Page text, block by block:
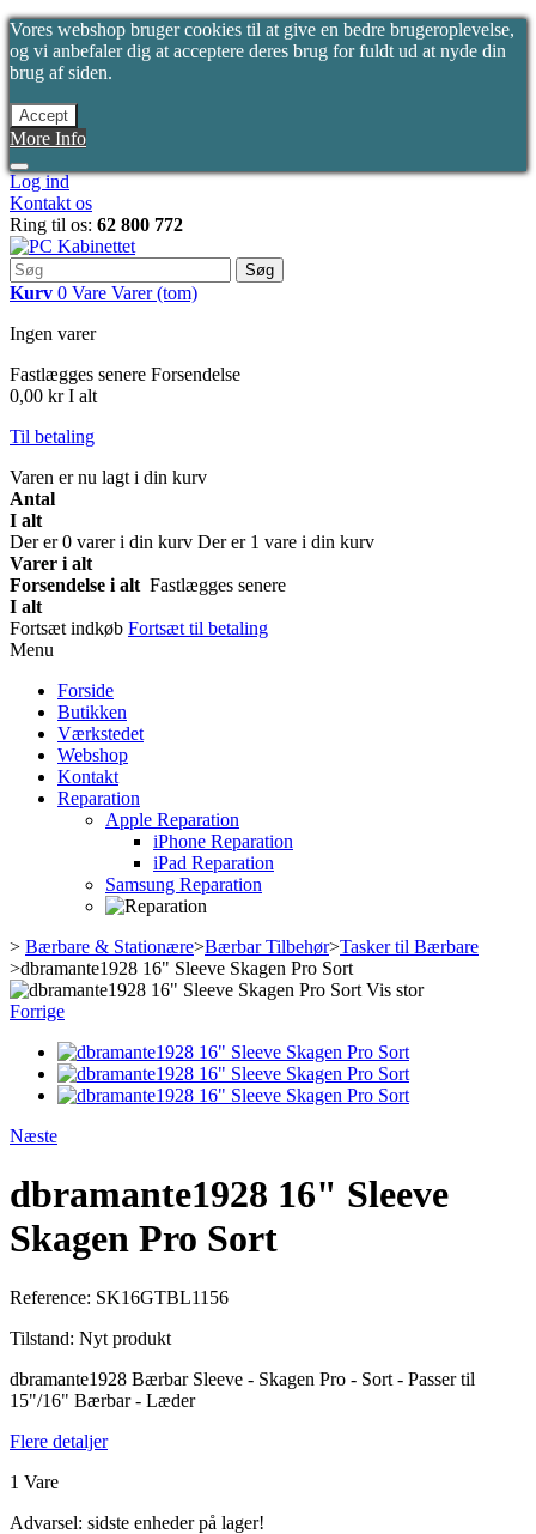
Vores webshop bruger cookies til at give en bedre brugeroplevelse,
og vi anbefaler dig at acceptere deres brug for fuldt ud at nyde din
brug af siden.
Accept
More Info
Log ind
Kontakt os
Ring til os: 62 800 772
Søg
Kurv 0 Vare Varer (tom)
Ingen varer
Fastlægges senere Forsendelse
0,00 kr I alt
Til betaling
Varen er nu lagt i din kurv
Antal
I alt
Der er0 varer i din kurv Der er 1 vare i din kurv
Varer i alt
Forsendelse i alt Fastlægges senere
I alt
Fortsæt indkøb Fortsæt til betaling
Menu
Forside
Butikken
Værkstedet
Webshop
Kontakt
Reparation
Apple Reparation
iPhone Reparation
iPad Reparation
Samsung Reparation
> Bærbare & Stationære>Bærbar Tilbehør>Tasker til Bærbare
>dbramante1928 16" Sleeve Skagen Pro Sort
Vis stor
Forrige
Næste
dbramante1928 16" Sleeve
Skagen Pro Sort
Reference: SK16GTBL1156
Tilstand: Nyt produkt
dbramante1928 Bærbar Sleeve - Skagen Pro - Sort - Passer til
15"/16" Bærbar - Læder
Flere detaljer
1 Vare
Advarsel: sidste enheder på lager!